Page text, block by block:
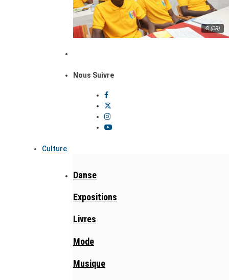
© (DR)
Nous Suivre
Culture
Danse
Expositions
Livres
Mode
Musique